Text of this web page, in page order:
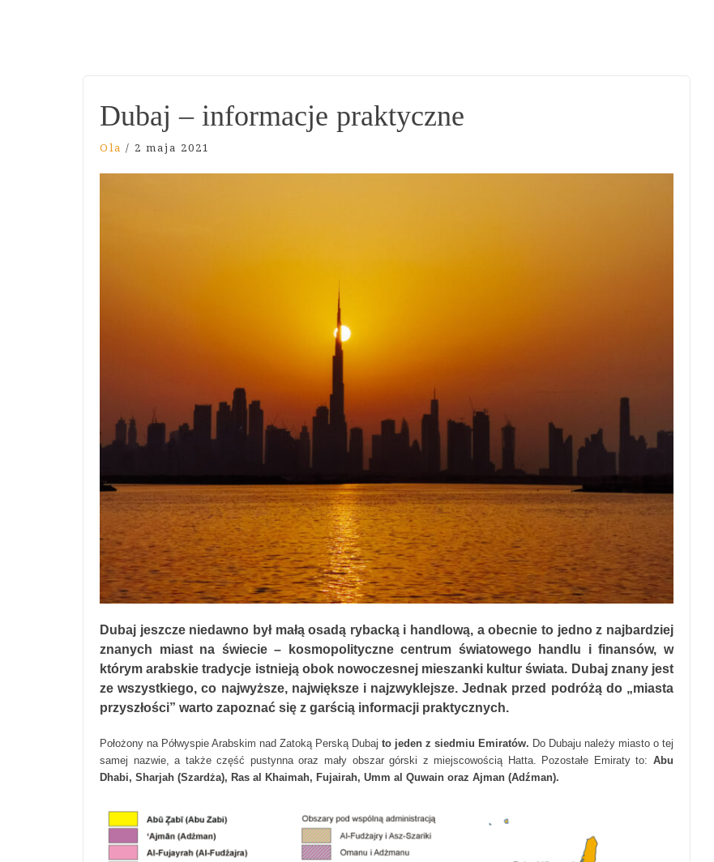
Dubaj – informacje praktyczne
Ola / 2 maja 2021
Dubaj jeszcze niedawno był małą osadą rybacką i handlową, a obecnie to jedno z najbardziej
znanych miast na świecie – kosmopolityczne centrum światowego handlu i finansów, w
którym arabskie tradycje istnieją obok nowoczesnej mieszanki kultur świata. Dubaj znany jest
ze wszystkiego, co najwyższe, największe i najzwyklejsze. Jednak przed podróżą do „miasta
przyszłości” warto zapoznać się z garścią informacji praktycznych.
Położony na Półwyspie Arabskim nad Zatoką Perską Dubaj to jeden z siedmiu Emiratów. Do Dubaju należy miasto o tej
samej nazwie, a także część pustynna oraz mały obszar górski z miejscowością Hatta. Pozostałe Emiraty to: Abu
Dhabi, Sharjah (Szardża), Ras al Khaimah, Fujairah, Umm al Quwain oraz Ajman (Adźman).